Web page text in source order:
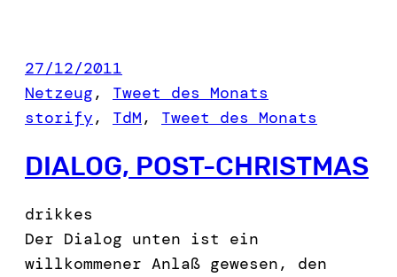
27/12/2011
Netzeug, Tweet des Monats
storify, TdM, Tweet des Monats
DIALOG, POST-CHRISTMAS
drikkes
Der Dialog unten ist ein
willkommener Anlaß gewesen, den